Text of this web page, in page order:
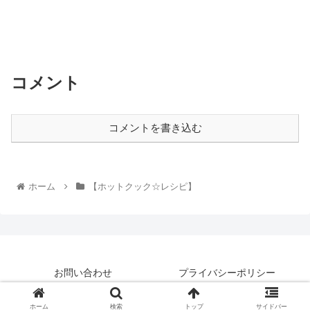
コメント
コメントを書き込む
ホーム 【ホットクック☆レシピ】
お問い合わせ プライバシーポリシー
© 2021 我が家のレシピ帳.
ホーム 検索 トップ サイドバー